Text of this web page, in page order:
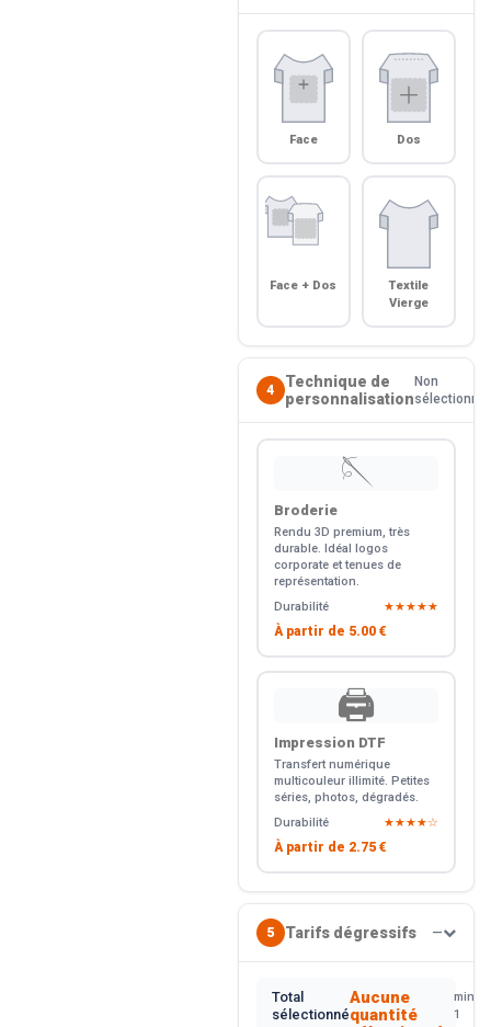
Face Dos
Face + Dos
Textile
Vierge
4
Technique de
personnalisation
Non
sélectionné
🪡
Broderie
Rendu 3D premium, très
durable. Idéal logos
corporate et tenues de
représentation.
Durabilité
★★★★★
À partir de 5.00 €
🖨️
Impression DTF
Transfert numérique
multicouleur illimité. Petites
séries, photos, dégradés.
Durabilité
★★★★☆
À partir de 2.75 €
5 Tarifs dégressifs —
Total
sélectionné
Aucune
quantité
min.
1